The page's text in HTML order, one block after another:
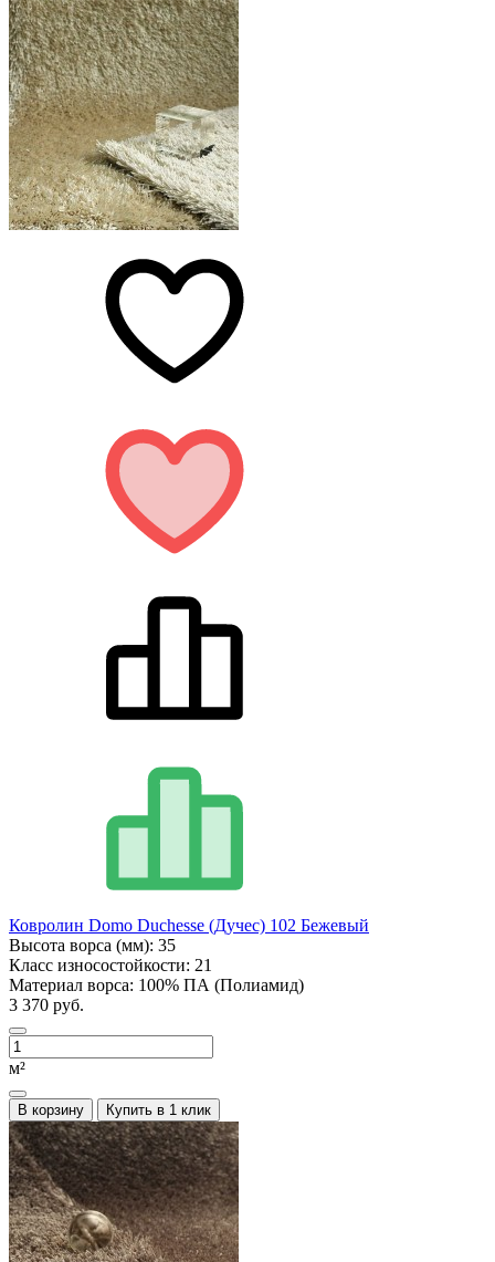
Ковролин Domo Duchesse (Дучес) 102 Бежевый
Высота ворса (мм): 35
Класс износостойкости: 21
Материал ворса: 100% ПА (Полиамид)
3 370 руб.
м²
В корзину Купить в 1 клик